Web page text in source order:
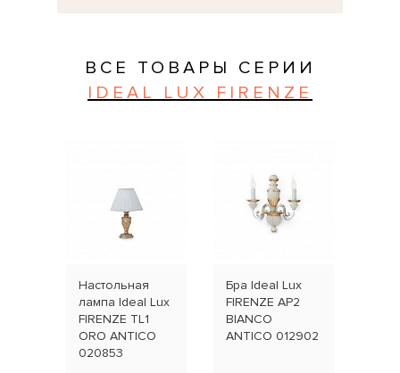
ВСЕ ТОВАРЫ СЕРИИ
IDEAL LUX FIRENZE
Настольная
лампа Ideal Lux
FIRENZE TL1
ORO ANTICO
020853
Бра Ideal Lux
FIRENZE AP2
BIANCO
ANTICO 012902